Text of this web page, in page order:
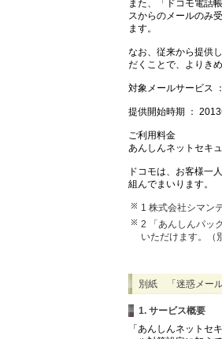
また、「ドコモ電話
スからのメールのみ
ます。
なお、従来から提供
だくことで、よりき
対象メールサービス
提供開始時期 ：
ご利用料金
あんしんネットセキ
ドコモは、お客様一
組んでまいります。
1 株式会社シマン
2 「あんしんパッ
いただけます。（
別紙 「迷惑メー
1. サービス概要
「あんしんネットセ